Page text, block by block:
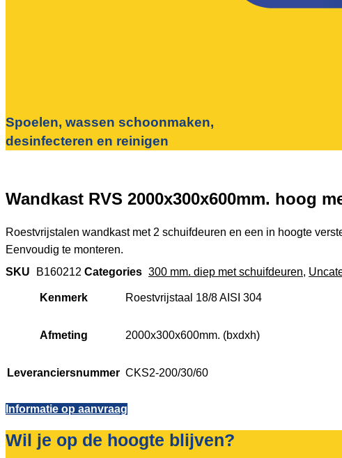
Spoelen, wassen schoonmaken,
desinfecteren en reinigen
Wandkast RVS 2000x300x600mm. hoog
Roestvrijstalen wandkast met 2 schuifdeuren en een in hoogte
Eenvoudig te monteren.
SKU
B160212 Categories 300 mm. diep met schuifdeuren,
Kenmerk Roestvrijstaal 18/8 AISI 304
Afmeting 2000x300x600mm. (bxdxh)
Leveranciersnummer CKS2-200/30/60
Informatie op aanvraag
Wil je op de hoogte blijven?